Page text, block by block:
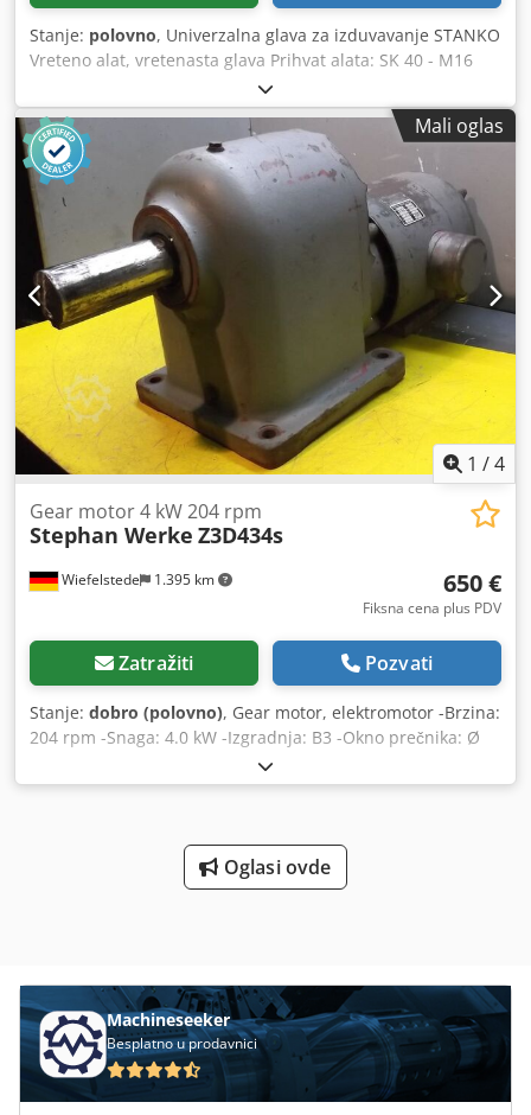
Stanje: polovno, Univerzalna glava za izduvavanje STANKO
Vreteno alat, vretenasta glava Prihvat alata: SK 40 - M16
Prihvat prstenaste čaure: Ø 36 mm Opseg podešavanja:
17,5 mm Preciznost podešavanja: 0,01 mm Drška alata: Ø
18/22 mm Prečnik obrade: cca 10-45 mm - Adapter
prihvata SK40 na prstenastu čauru Ø 36 mm - Glava za
izduvavanje sa prihvatom prstenaste čaure Ø 36 mm
Dodpfx Aoxciv Dedisck Sopstvena masa: 5 kg veoma dobro
stanje
Mali oglas
1 /4
Wiefelstede 1.395 km
Gear motor 4 kW 204 rpm
Stephan Werke Z3D434s
650 €
Fiksna cena plus PDV
Zatražiti Pozvati
Stanje: dobro (polovno), Gear motor, elektromotor -Brzina:
204 rpm -Snaga: 4.0 kW -Izgradnja: B3 -Okno prečnika: Ø
60 mm -Klasa zaštite: IP 33 - Dimenzije: Dodpfx Adoci
Shvjisck -Težina: 113 kg
Oglasi ovde
Machineseeker
Besplatno u prodavnici